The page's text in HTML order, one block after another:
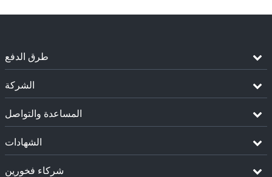
طرق الدفع
الشركة
المساعدة والتواصل
الشهادات
شركاء فخورين